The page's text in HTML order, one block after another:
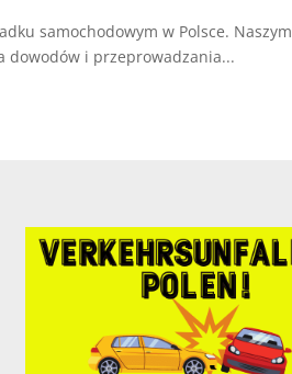
samochodowym w Polsce. Naszym
dowodów i przeprowadzania...